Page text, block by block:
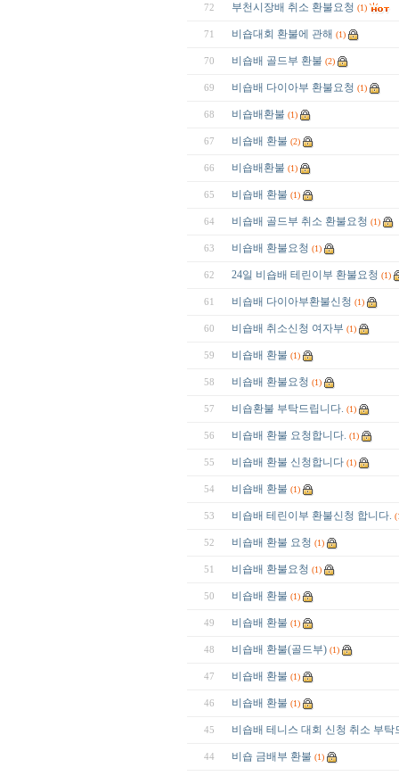
72 부천시장배 취소 환불요청 (1)
71 비숍대회 환불에 관해 (1)
70 비숍배 골드부 환불 (2)
69 비숍배 다이아부 환불요청 (1)
68 비숍배환불 (1)
67 비숍배 환불 (2)
66 비숍배환불 (1)
65 비숍배 환불 (1)
64 비숍배 골드부 취소 환불요청 (1)
63 비숍배 환불요청 (1)
62 24일 비숍배 테린이부 환불요청 (1)
61 비숍배 다이아부환불신청 (1)
60 비숍배 취소신청 여자부 (1)
59 비숍배 환불 (1)
58 비숍배 환불요청 (1)
57 비숍환불 부탁드립니다. (1)
56 비숍배 환불 요청합니다. (1)
55 비숍배 환불 신청합니다 (1)
54 비숍배 환불 (1)
53 비숍배 테린이부 환불신청 합니다.
52 비숍배 환불 요청 (1)
51 비숍배 환불요청 (1)
50 비숍배 환불 (1)
49 비숍배 환불 (1)
48 비숍배 환불(골드부) (1)
47 비숍배 환불 (1)
46 비숍배 환불 (1)
45 비숍배 테니스 대회 신청 취소 부탁
44 비숍 금배부 환불 (1)